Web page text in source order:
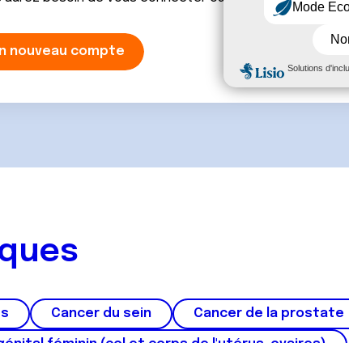
nouveau compte
Cancer du sein Cancer de la prostate